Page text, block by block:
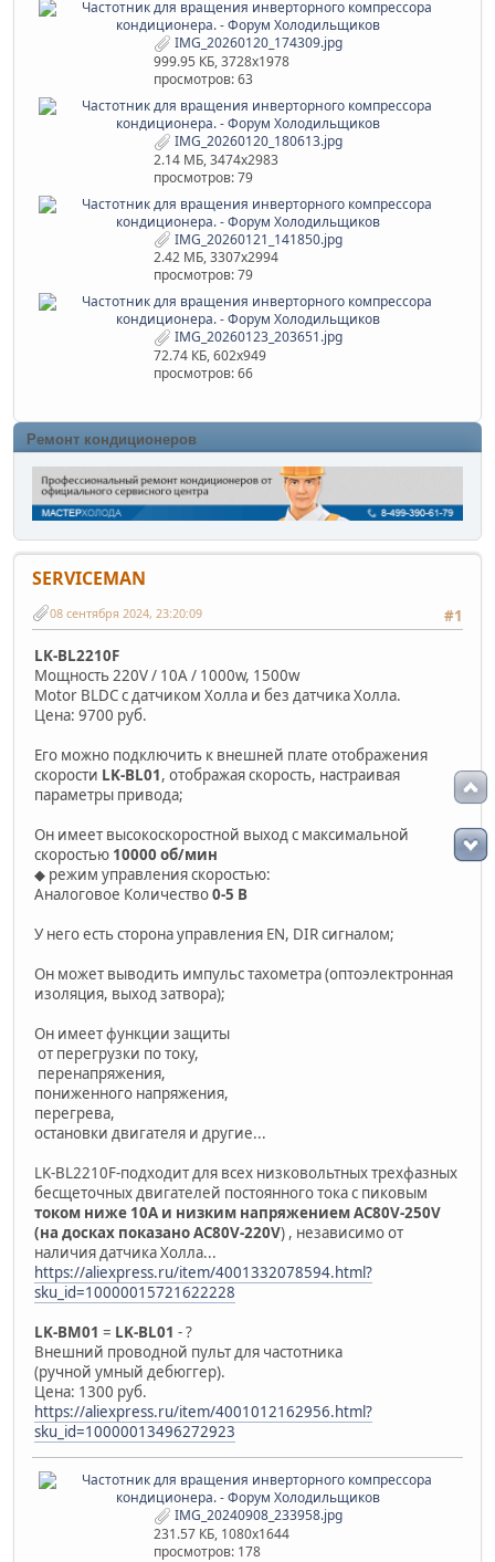
IMG_20260120_174309.jpg
999.95 КБ, 3728x1978
просмотров: 63
IMG_20260120_180613.jpg
2.14 МБ, 3474x2983
просмотров: 79
IMG_20260121_141850.jpg
2.42 МБ, 3307x2994
просмотров: 79
IMG_20260123_203651.jpg
72.74 КБ, 602x949
просмотров: 66
Ремонт кондиционеров
SERVICEMAN
#1
08 сентября 2024, 23:20:09
LK-BL2210F
Мощность 220V / 10A / 1000w, 1500w
Motor BLDC с датчиком Холла и без датчика Холла.
Цена: 9700 руб.
Его можно подключить к внешней плате отображения
скорости LK-BL01, отображая скорость, настраивая
параметры привода;
Он имеет высокоскоростной выход с максимальной
скоростью 10000 об/мин
◆ режим управления скоростью:
Аналоговое Количество0-5 В
У него есть сторона управления EN, DIR сигналом;
Он может выводить импульс тахометра (оптоэлектронная
изоляция, выход затвора);
Он имеет функции защиты
от перегрузки по току,
перенапряжения,
пониженного напряжения,
перегрева,
остановки двигателя и другие...
LK-BL2210F-подходит для всех низковольтных трехфазных
бесщеточных двигателей постоянного тока с пиковым
током ниже 10A и низким напряжением AC80V-250V
(на досках показано AC80V-220V) , независимо от
наличия датчика Холла...
https://aliexpress.ru/item/4001332078594.html?
sku_id=10000015721622228
LK-BМ01 = LK-BL01 - ?
Внешний проводной пульт для частотника
(ручной умный дебюггер).
Цена: 1300 руб.
https://aliexpress.ru/item/4001012162956.html?
sku_id=10000013496272923
IMG_20240908_233958.jpg
231.57 КБ, 1080x1644
просмотров: 178